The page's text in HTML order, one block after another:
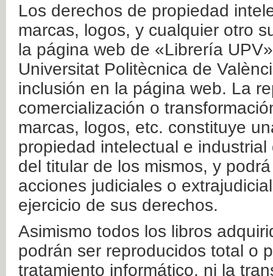
Los derechos de propiedad
marcas, logos, y cualquier otro
la página web de «Librería
Universitat Politècnica de
inclusión en la página web. La
comercialización o
marcas, logos, etc. constituye
propiedad intelectual e
del titular de los mismos, y
acciones judiciales o
ejercicio de sus derechos.
Asimismo todos los libros
podrán ser reproducidos total o
tratamiento informático, ni la